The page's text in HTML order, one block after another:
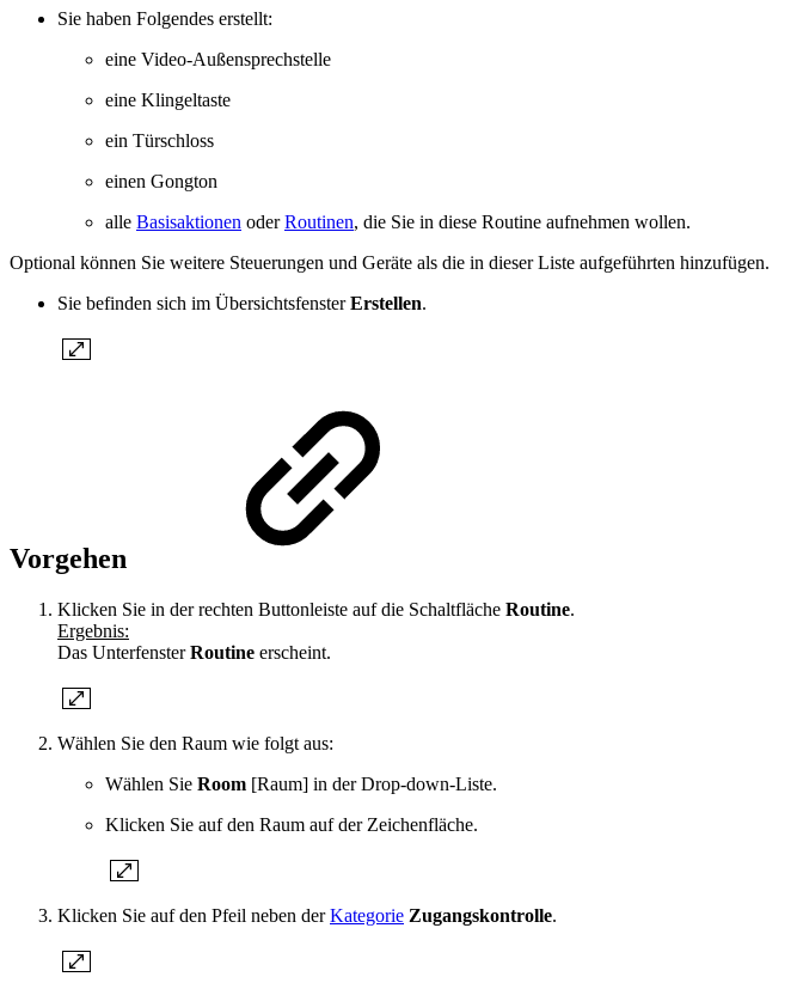
Sie haben Folgendes erstellt:
eine Video-Außensprechstelle
eine Klingeltaste
ein Türschloss
einen Gongton
alle Basisaktionen oderRoutinen, die Sie in diese Routine aufnehmen wollen.
Optional können Sie weitere Steuerungen und Geräte als die in dieser Liste aufgeführten hinzufügen.
Sie befinden sich im ÜbersichtsfensterErstellen.
Vorgehen
Klicken Sie in der rechten Buttonleiste auf die Schaltfläche Routine.
Ergebnis:
Das UnterfensterRoutine erscheint.
Wählen Sie den Raum wie folgt aus:
Wählen Sie Room [Raum] in der Drop-down-Liste.
Klicken Sie auf den Raum auf der Zeichenfläche.
Klicken Sie auf den Pfeil neben derKategorie Zugangskontrolle.